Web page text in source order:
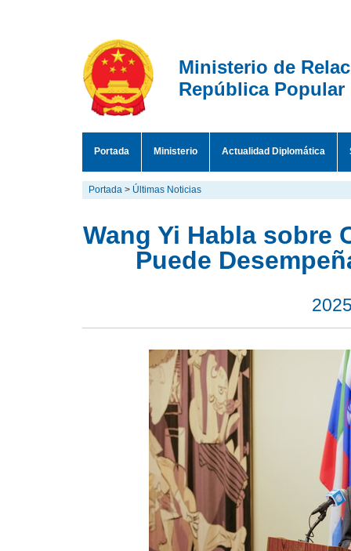
Ministerio de
República Popular
Portada Ministerio Actualidad Diplomática
Portada > Últimas Noticias
Wang Yi Habla sobre
Puede